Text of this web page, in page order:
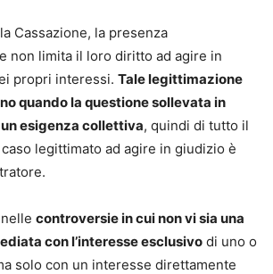
Cassazione, la presenza
non limita il loro diritto ad agire in
propri interessi. Tale legittimazione
quando la questione sollevata in
esigenza collettiva, quindi di tutto il
legittimato ad agire in giudizio è
controversie in cui non vi sia una
con l’interesse esclusivo di uno o
solo con un interesse direttamente